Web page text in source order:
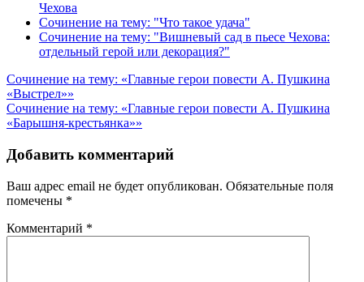
Чехова
Сочинение на тему: "Что такое удача"
Сочинение на тему: "Вишневый сад в пьесе Чехова:
отдельный герой или декорация?"
Навигация
по
записям
Сочинение на тему: «Главные герои повести А. Пушкина
«Выстрел»»
Сочинение на тему: «Главные герои повести А. Пушкина
«Барышня-крестьянка»»
Добавить комментарий
Ваш адрес email не будет опубликован. Обязательные поля
помечены *
Комментарий *